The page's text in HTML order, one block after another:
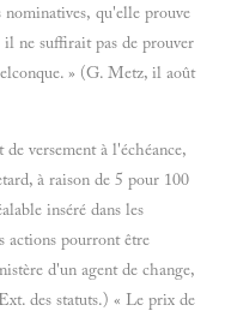
nominatives, qu'elle prouve
il ne suffirait pas de prouver
» (G. Metz, il août
versement à l'échéance,
à raison de 5 pour 100
inséré dans les
actions pourront être
d'un agent de change,
des statuts.) « Le prix de